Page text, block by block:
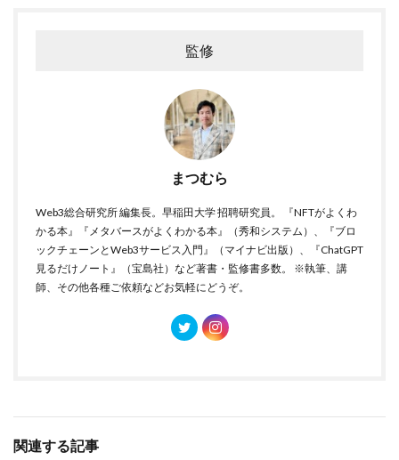
監修
まつむら
Web3総合研究所 編集長。早稲田大学 招聘研究員。 『NFTがよくわ
かる本』『メタバースがよくわかる本』（秀和システム）、『ブロ
ックチェーンとWeb3サービス入門』（マイナビ出版）、『ChatGPT
見るだけノート』（宝島社）など著書・監修書多数。 ※執筆、講
師、その他各種ご依頼などお気軽にどうぞ。
関連する記事